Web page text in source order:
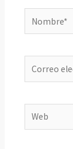
Nombre*
Correo
electrónico*
Web